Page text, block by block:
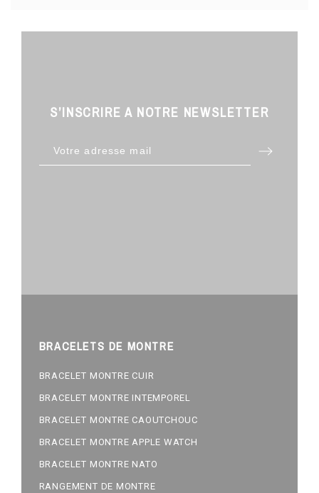
S’INSCRIRE A NOTRE NEWSLETTER
BRACELETS DE MONTRE
BRACELET MONTRE CUIR
BRACELET MONTRE INTEMPOREL
BRACELET MONTRE CAOUTCHOUC
BRACELET MONTRE APPLE WATCH
BRACELET MONTRE NATO
RANGEMENT DE MONTRE